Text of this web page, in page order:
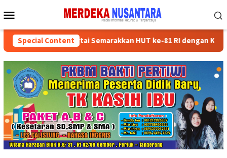
to
Menu
Special Content
Kader Partai Semarakkan HUT ke-81 RI dengan Kegiatan